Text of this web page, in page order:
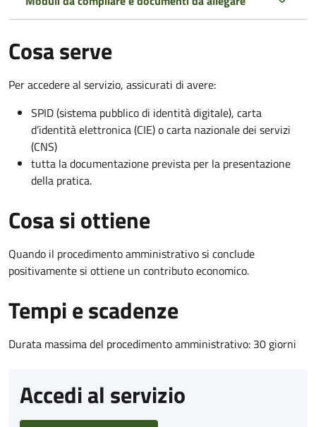
Cosa serve
Per accedere al servizio, assicurati di avere:
SPID (sistema pubblico di identità digitale), carta
d’identità elettronica (CIE) o carta nazionale dei servizi
(CNS)
tutta la documentazione prevista per la presentazione
della pratica.
Cosa si ottiene
Quando il procedimento amministrativo si conclude
positivamente si ottiene un contributo economico.
Tempi e scadenze
Durata massima del procedimento amministrativo: 30 giorni
Accedi al servizio